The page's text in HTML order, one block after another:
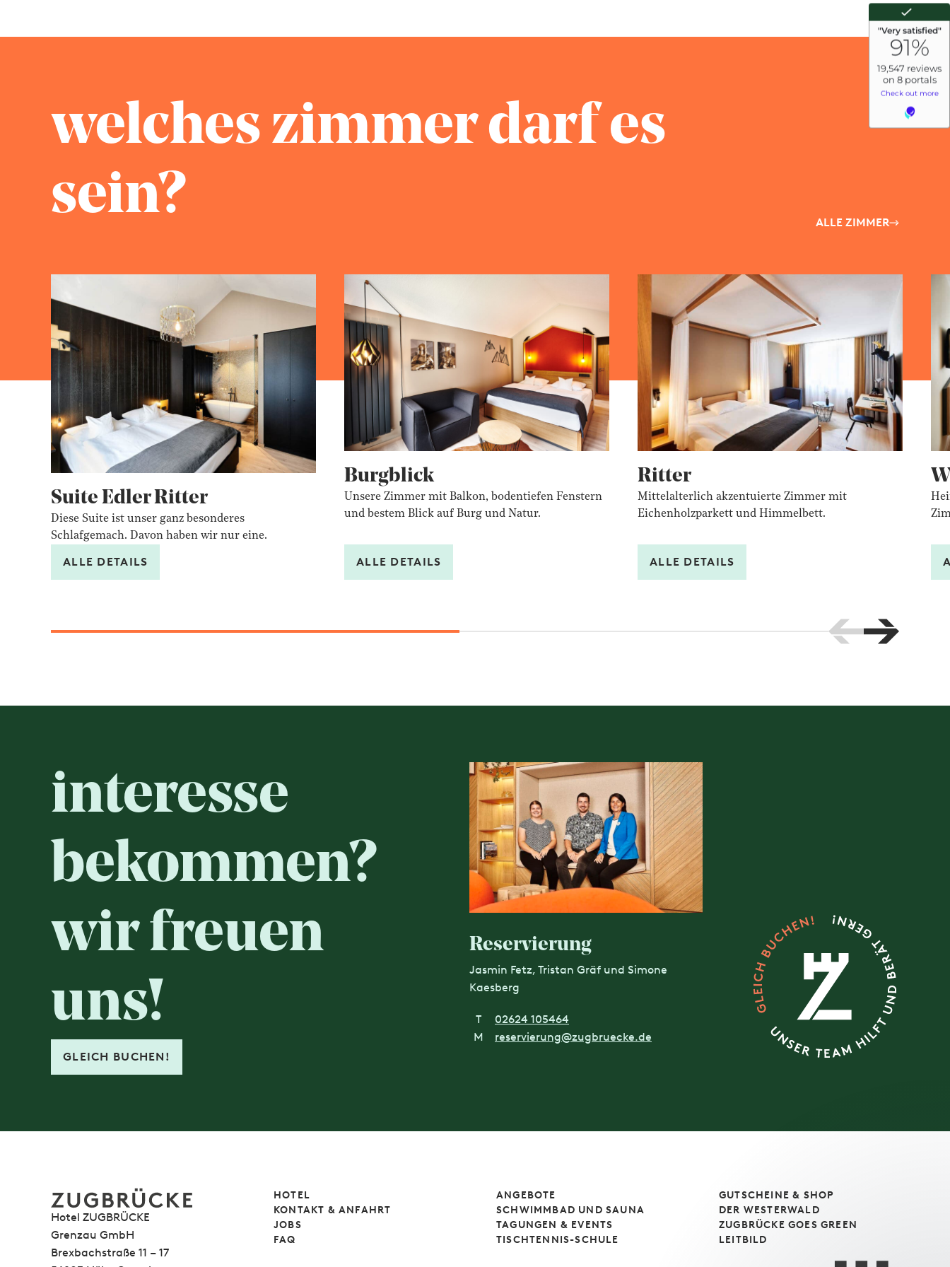
Bis 14 Jahre: pro Kind und Tag
Übernachtung inkl. Frühstück vom Buffet 70,-
Halbpension (Abendessen vom Dinnerbuffet)
Der Zutritt zum Saunabereich ist ab 18 Jahren gestattet. Bitte begleiten Sie Ihre Kinder
kostenfrei storniert werden. Es ist keine Anzahlung erforderlich. Erfolgt die
welches zimmer darf es
sein?
ALLE ZIMMER
Suite Edler Ritter
Diese Suite ist unser ganz besonderes
Schlafgemach. Davon haben wir nur eine.
ALLE DETAILS
Burgblick
Unsere Zimmer mit Balkon, bodentiefen Fenstern
und bestem Blick auf Burg und Natur.
ALLE DETAILS
Ritter
Mittelalterlich akzentuierte Zimmer mit
Eichenholzparkett und Himmelbett.
ALLE DETAILS
Nach links blättern
Nach rechts
interesse
bekommen?
wir freuen
uns!
GLEICH BUCHEN!
Reservierung
Jasmin Fetz, Tristan Gräf und Simone
Kaesberg
T
02624 105464
M
reservierung@zugbruecke.de
Hotel ZUGBRÜCKE
Grenzau GmbH
Brexbachstraße 11 – 17
HOTEL
KONTAKT & ANFAHRT
JOBS
FAQ
ANGEBOTE
SCHWIMMBAD UND SAUNA
TAGUNGEN & EVENTS
TISCHTENNIS-SCHULE
GUTSCHEINE & SHOP
DER WESTERWALD
ZUGBRÜCKE GOES GREEN
LEITBILD